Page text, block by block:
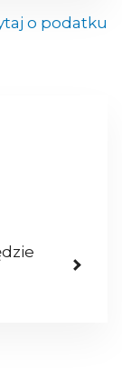
o podatku